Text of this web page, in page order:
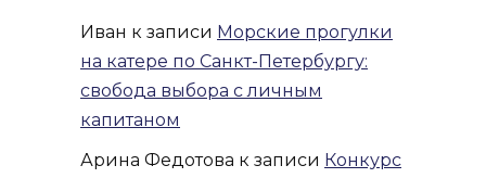
Иван к записи Морские прогулки
на катере по Санкт-Петербургу:
свобода выбора с личным
капитаном
Арина Федотова к записи Конкурс